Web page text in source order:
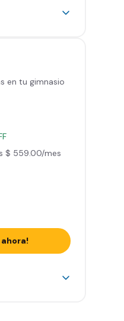
2.000
plan de
en
áreas de peso
en tu gimnasio
$ 559.00/mes
ahora!
2.000